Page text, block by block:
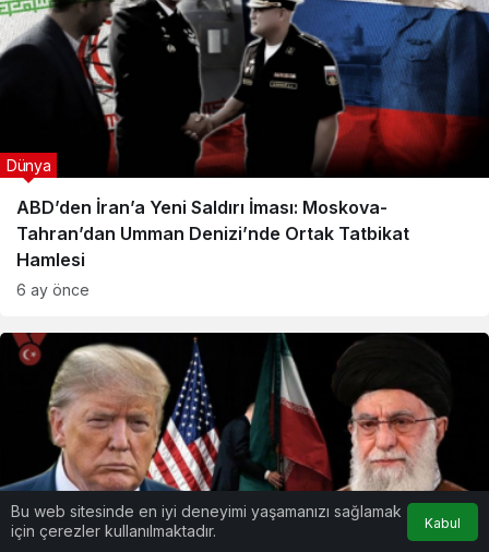
ABD’den İran’a Yeni Saldırı İması: Moskova-
Tahran’dan Umman Denizi’nde Ortak Tatbikat
Hamlesi
Dünya
6 ay önce
Bu web sitesinde en iyi deneyimi yaşamanızı sağlamak
için çerezler kullanılmaktadır.
Kabul